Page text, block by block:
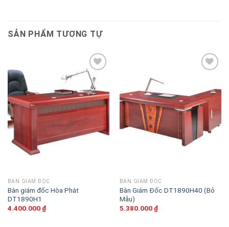
SẢN PHẨM TƯƠNG TỰ
Thêm
vào
sản
phẩm
yêu
thích
BÀN GIÁM ĐỐC
Bàn giám đốc Hòa Phát
DT1890H1
4.400.000 ₫
Thêm
phẩm
yêu
thích
BÀN GIÁM ĐỐC
Bàn Giám Đốc DT1890H40 (Bỏ
Mẫu)
5.380.000 ₫